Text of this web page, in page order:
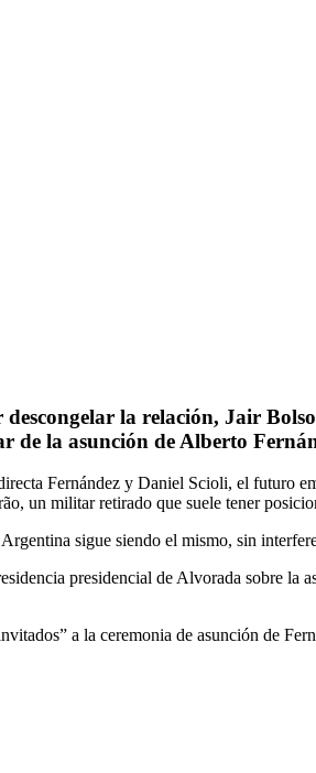
la relación, Jair
de la asunción de Alberto
Fernández y Daniel Scioli, el futuro
un militar retirado que suele tener
sigue siendo el mismo, sin
presidencial de Alvorada sobre la
a la ceremonia de asunción de